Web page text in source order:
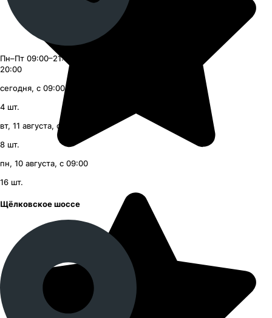
Пн–Пт 09:00–21:00, Сб–Вс 09:00–
20:00
сегодня, с 09:00
4 шт.
вт, 11 августа, с 09:00
8 шт.
пн, 10 августа, с 09:00
16 шт.
Щёлковское шоссе